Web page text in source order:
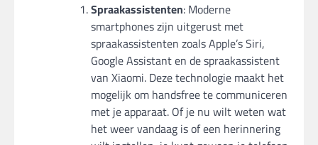
Spraakassistenten: Moderne
smartphones zijn uitgerust met
spraakassistenten zoals Apple’s Siri,
Google Assistant en de spraakassistent
van Xiaomi. Deze technologie maakt het
mogelijk om handsfree te communiceren
met je apparaat. Of je nu wilt weten wat
het weer vandaag is of een herinnering